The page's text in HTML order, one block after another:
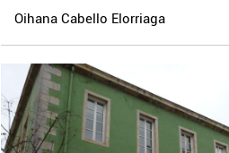
Oihana Cabello Elorriaga